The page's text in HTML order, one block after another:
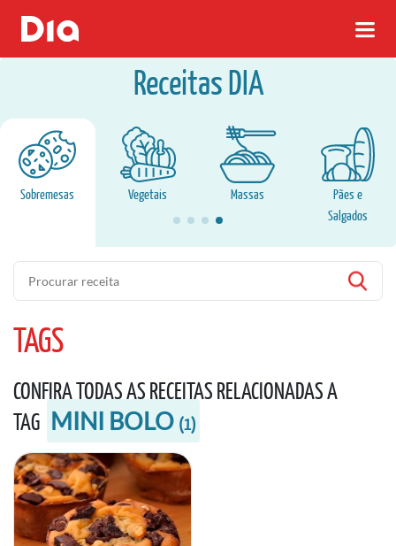
Receitas DIA
Sobremesas Vegetais Massas
Pães e
Salgados
Pesquisa
TAGS
CONFIRA TODAS AS RECEITAS RELACIONADAS A
TAG MINI BOLO (1)